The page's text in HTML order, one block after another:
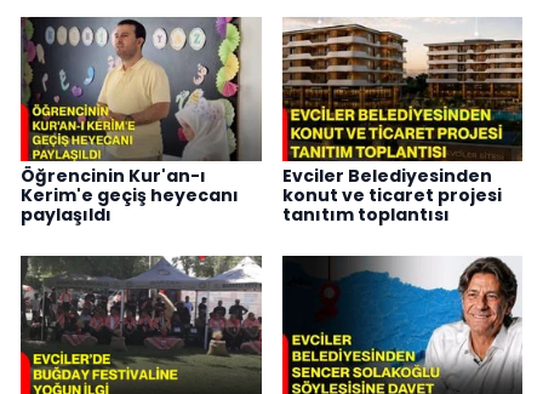
Öğrencinin Kur'an-ı
Kerim'e geçiş heyecanı
paylaşıldı
Evciler Belediyesinden
konut ve ticaret projesi
tanıtım toplantısı